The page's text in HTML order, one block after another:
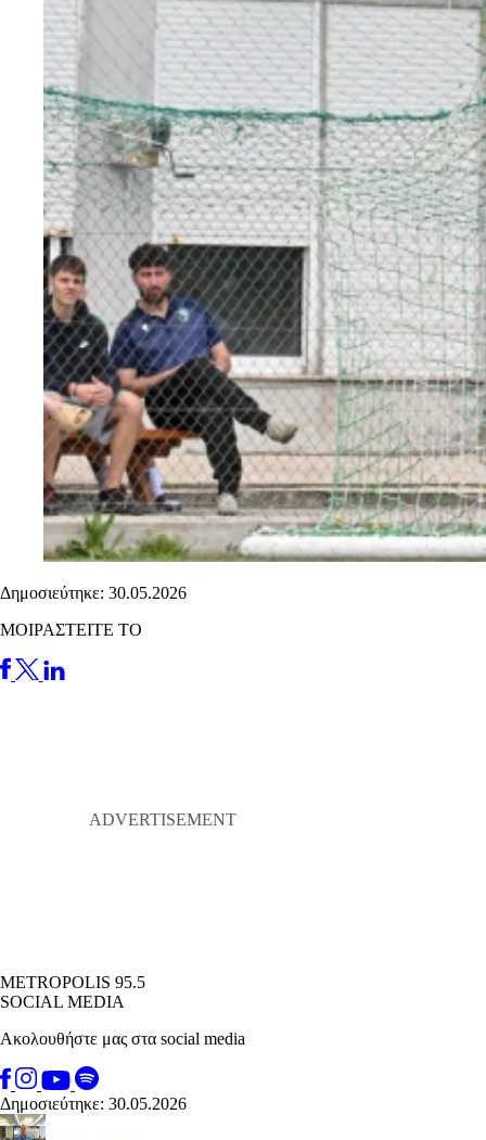
Δημοσιεύτηκε: 30.05.2026
ΜΟΙΡΑΣΤΕΙΤΕ ΤΟ
METROPOLIS 95.5
SOCIAL MEDIA
Ακολουθήστε μας στα social media
Δημοσιεύτηκε: 30.05.2026